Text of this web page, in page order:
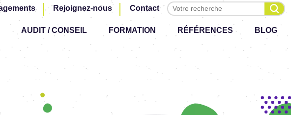
Rejoignez-nous Contact Effectuer une recherche
AUDIT / CONSEIL FORMATION RÉFÉRENCES BLOG
Image